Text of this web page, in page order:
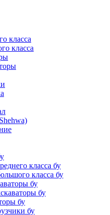
класса
класса
класса бу
класса бу
бу
бу
бу
бу